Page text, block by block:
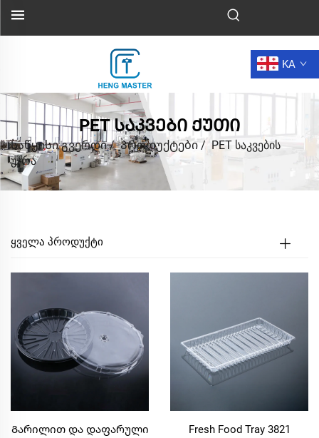
KA
PET ᲡᲐᲙᲕᲔᲑᲘ ᲥᲣᲗᲘ
Საწყისი გვერდი/Პროდუქტები/ PET საკვების
უჯრა
ᲧᲕᲔᲚᲐ ᲞᲠᲝᲓᲣᲥᲢᲘ
Გარილით და დაფარული
Fresh Food Tray 3821